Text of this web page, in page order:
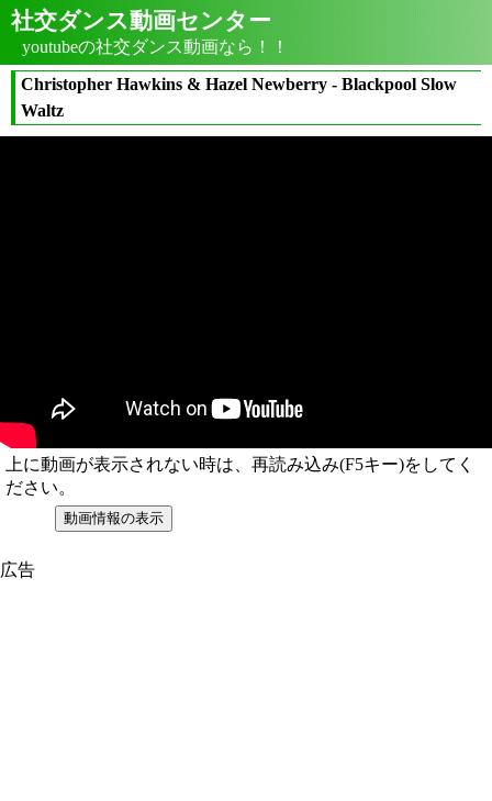
社交ダンス動画センター
youtubeの社交ダンス動画なら！！
Christopher Hawkins & Hazel Newberry - Blackpool Slow
Waltz
上に動画が表示されない時は、再読み込み(F5キー)をしてく
ださい。
動画情報の表示
広告